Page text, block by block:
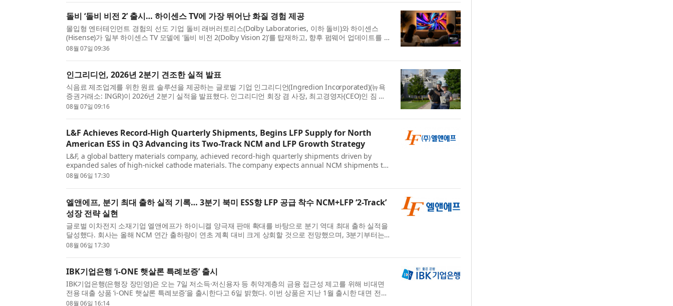
돌비 ‘돌비 비전 2’ 출시… 하이센스 TV에 가장 뛰어난 화질 경험 제공
몰입형 엔터테인먼트 경험의 선도 기업 돌비 래버러토리스(Dolby Laboratories, 이하 돌비)와 하이센스
(Hisense)가 일부 하이센스 TV 모델에 ‘돌비 비전 2(Dolby Vision 2)’를 탑재하고, 향후 펌웨어 업데이트를 통
해 더 많은 모델에 확대 적용할 계획이라고 밝혔다....
08월 07일 09:36
인그리디언, 2026년 2분기 견조한 실적 발표
식음료 제조업계를 위한 원료 솔루션을 제공하는 글로벌 기업 인그리디언(Ingredion Incorporated)(뉴욕
증권거래소: INGR)이 2026년 2분기 실적을 발표했다. 인그리디언 회장 겸 사장, 최고경영자(CEO)인 짐 잘
리(Jim Zallie)는 “인그리디언은 견조한 2분기 실적을 ...
08월 07일 09:16
L&F Achieves Record-High Quarterly Shipments, Begins LFP Supply for North
American ESS in Q3 Advancing its Two-Track NCM and LFP Growth Strategy
L&F, a global battery materials company, achieved record-high quarterly shipments driven by
expanded sales of high-nickel cathode materials. The company expects annual NCM shipments to
significantly surpass its initial plan and will accelerate its...
08월 06일 17:30
엘앤에프, 분기 최대 출하 실적 기록… 3분기 북미 ESS향 LFP 공급 착수 NCM+LFP ‘2-Track’
성장 전략 실현
글로벌 이차전지 소재기업 엘앤에프가 하이니켈 양극재 판매 확대를 바탕으로 분기 역대 최대 출하 실적을
달성했다. 회사는 올해 NCM 연간 출하량이 연초 계획 대비 크게 상회할 것으로 전망했으며, 3분기부터는
북미 ESS향 LFP 양극재 공급도 시작하며 NCM과 LFP를...
08월 06일 17:30
IBK기업은행 ‘i-ONE 햇살론 특례보증’ 출시
IBK기업은행(은행장 장민영)은 오는 7일 저소득·저신용자 등 취약계층의 금융 접근성 제고를 위해 비대면
전용 대출 상품 ‘i-ONE 햇살론 특례보증’을 출시한다고 6일 밝혔다. 이번 상품은 지난 1월 출시한 대면 전용
상품 ‘IBK햇살론 특례보증’에 이은 비대면 전용 ...
08월 06일 16:14